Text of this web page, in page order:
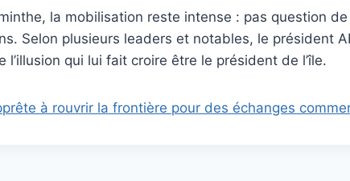
la mobilisation reste intense : pas question
Selon plusieurs leaders et notables, le président
qui lui fait croire être le président de l’île.
à rouvrir la frontière pour des échanges